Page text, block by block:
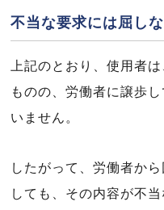
不当な要求には屈し
上記のとおり、使用者
ものの、労働者に譲歩
いません。
したがって、労働者か
しても、その内容が不